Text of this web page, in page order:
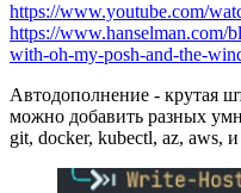
https://www.youtube.com/
https://www.hanselman.com/
with-oh-my-posh-and-the-
Автодополнение - крутая
можно добавить разных
git, docker, kubectl, az, aws,